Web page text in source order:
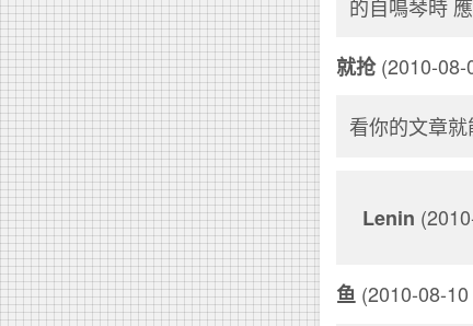
的自鳴琴時
就抢(2010-08-
看你的文章
Lenin
鱼 (2010-08-